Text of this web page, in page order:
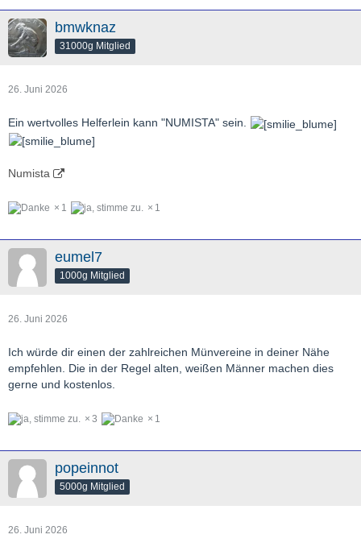
bmwknaz
31000g Mitglied
26. Juni 2026
Ein wertvolles Helferlein kann "NUMISTA" sein.
Numista
1 1
eumel7
1000g Mitglied
26. Juni 2026
Ich würde dir einen der zahlreichen Münvereine in deiner Nähe
empfehlen. Die in der Regel alten, weißen Männer machen dies
gerne und kostenlos.
3 1
popeinnot
5000g Mitglied
26. Juni 2026